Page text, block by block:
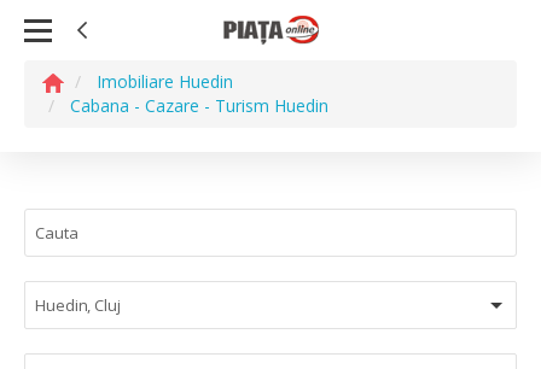
Imobiliare Huedin
Cabana - Cazare - Turism Huedin
Huedin, Cluj